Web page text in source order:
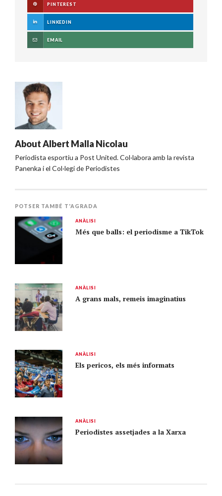
PINTEREST
LINKEDIN
EMAIL
AboutAlbert Malla Nicolau
Periodista esportiu a Post United. Col·labora amb la revista
Panenka i el Col·legi de Periodistes
POTSER TAMBÉ T'AGRADA
ANÀLISI
Més que balls: el periodisme a TikTok
ANÀLISI
A grans mals, remeis imaginatius
ANÀLISI
Els pericos, els més informats
ANÀLISI
Periodistes assetjades a la Xarxa